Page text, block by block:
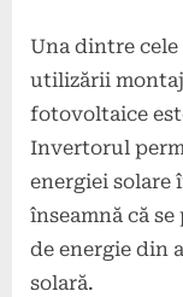
Una dintre
utilizării
fotovoltaice
Invertorul
energiei solare
înseamnă că
de energie din
solară.